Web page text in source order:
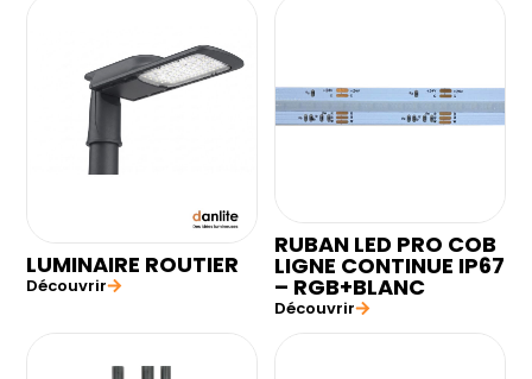
LUMINAIRE ROUTIER
Découvrir
RUBAN LED PRO COB
LIGNE CONTINUE IP67
– RGB+BLANC
Découvrir